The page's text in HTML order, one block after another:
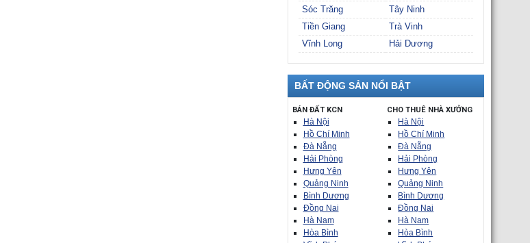
Sóc Trăng
Tây Ninh
Tiền Giang
Trà Vinh
Vĩnh Long
Hải Dương
BẤT ĐỘNG SẢN NỔI BẬT
BÁN ĐẤT KCN
Hà Nội
Hồ Chí Minh
Đà Nẵng
Hải Phòng
Hưng Yên
Quảng Ninh
Bình Dương
Đồng Nai
Hà Nam
Hòa Bình
CHO THUÊ NHÀ XƯỞNG
Hà Nội
Hồ Chí Minh
Đà Nẵng
Hải Phòng
Hưng Yên
Quảng Ninh
Bình Dương
Đồng Nai
Hà Nam
Hòa Bình